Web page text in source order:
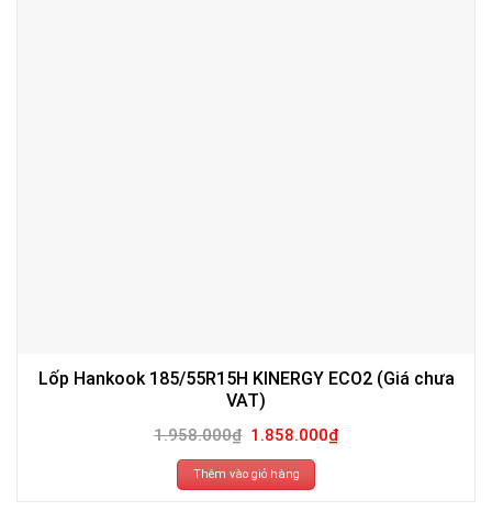
Lốp Hankook 185/55R15H KINERGY ECO2 (Giá chưa
VAT)
1.958.000₫ Giá
gốc
là:
1.958.000₫.
1.858.000₫Giá
hiện
Thêm vào giỏ hàng